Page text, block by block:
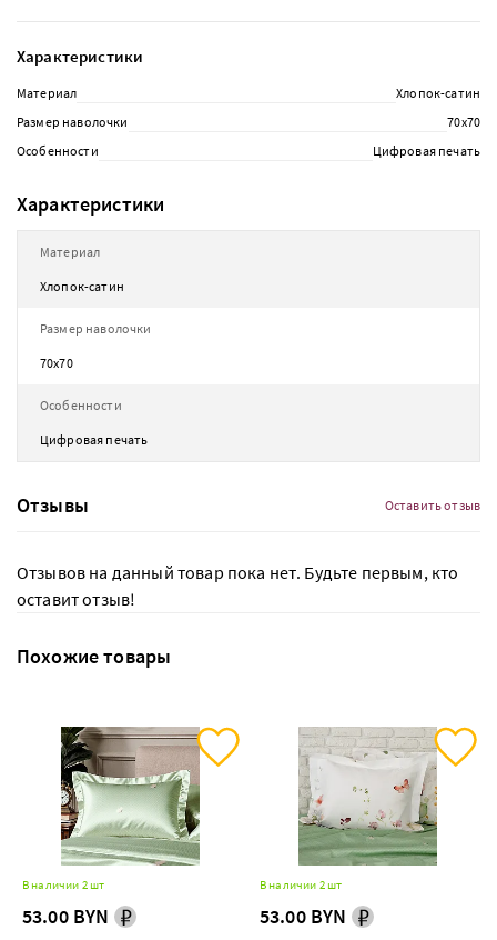
Характеристики
Материал
Хлопок-сатин
Размер наволочки
70х70
Особенности
Цифровая печать
Характеристики
Материал
Хлопок-сатин
Размер наволочки
70х70
Особенности
Цифровая печать
Отзывы Оставить отзыв
Отзывов на данный товар пока нет. Будьте первым, кто
оставит отзыв!
Похожие товары
В наличии 2 шт
53.00 BYN
В наличии 2 шт
53.00 BYN